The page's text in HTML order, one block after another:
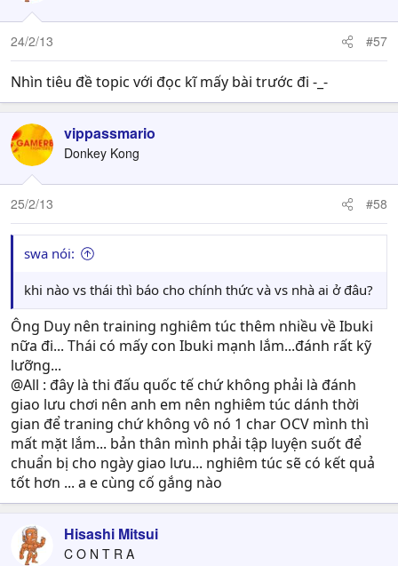
- Nghiêm (El Fuerte)
24/2/13
#57
Nhìn tiêu đề topic với đọc kĩ mấy bài trước đi -_-
vippassmario
Donkey Kong
25/2/13 #58
swa nói:
khi nào vs thái thì báo cho chính thức và vs nhà ai ở đâu?
Ông Duy nên training nghiêm túc thêm nhiều về Ibuki
nữa đi... Thái có mấy con Ibuki mạnh lắm...đánh rất kỹ
lưỡng...
@All : đây là thi đấu quốc tế chứ không phải là đánh
giao lưu chơi nên anh em nên nghiêm túc dánh thời
gian để traning chứ không vô nó 1 char OCV mình thì
mất mặt lắm... bản thân mình phải tập luyện suốt để
chuẩn bị cho ngày giao lưu... nghiêm túc sẽ có kết quả
tốt hơn ... a e cùng cố gắng nào
Hisashi Mitsui
C O N T R A